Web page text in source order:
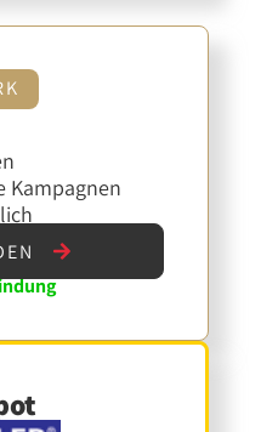
Kampagnen